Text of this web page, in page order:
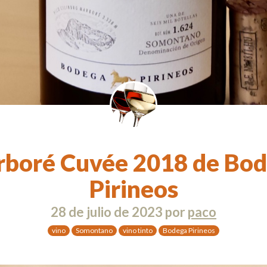
Cuvée 2018 de
Pirineos
28 de julio de 2023 por paco
vino Somontano vino tinto Bodega Pirineos